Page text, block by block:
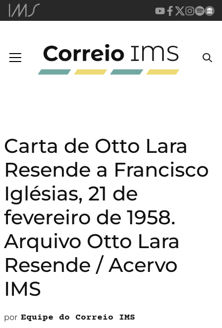
Carta de Otto Lara
Resende a Francisco
Iglésias, 21 de
fevereiro de 1958.
Arquivo Otto Lara
Resende / Acervo
IMS
por Equipe do Correio IMS